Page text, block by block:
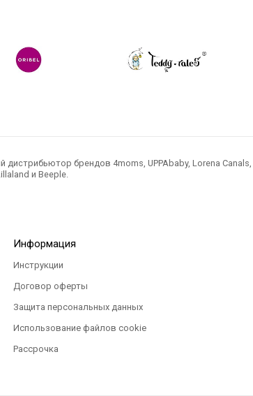
брендов 4moms, UPPAbaby, Lorena
и Beeple.
Информация
Инструкции
Договор оферты
Защита персональных данных
Использование файлов cookie
Рассрочка